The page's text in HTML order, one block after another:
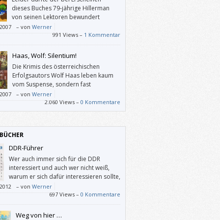
dieses Buches 79-jährige Hillerman
von seinen Lektoren bewundert
anstatt unterstützt worden sein: Sie
ihm so viele Fakten-Wiederholungen
lassen, dass man sich beim Lesen
wie blöd man denn hier gehalten wird.
gegen den Autor: Die frühen, so
“Ethno-Krimis” sind schwer
– von Werner
991 Views – 1 Kommentar
Haas, Wolf: Silentium!
Die Krimis des österreichischen
Erfolgsautors Wolf Haas leben kaum
vom Suspense, sondern fast
ausschließlich von ihrer Kunst-Sprache.
eigenwillige Sprache muß man mögen,
man seine Werke gar nicht zu
– von Werner
2.060 Views – 0 Kommentare
DDR-Führer
Wer auch immer sich für die DDR
interessiert und auch wer nicht weiß,
warum er sich dafür interessieren sollte,
der oder dem sei dieses Bändchen
Es bietet kompakte und eingängig
Information darüber, wie es war, in
Diktatur zu leben.
– von Werner
697 Views – 0 Kommentare
Weg von hier …